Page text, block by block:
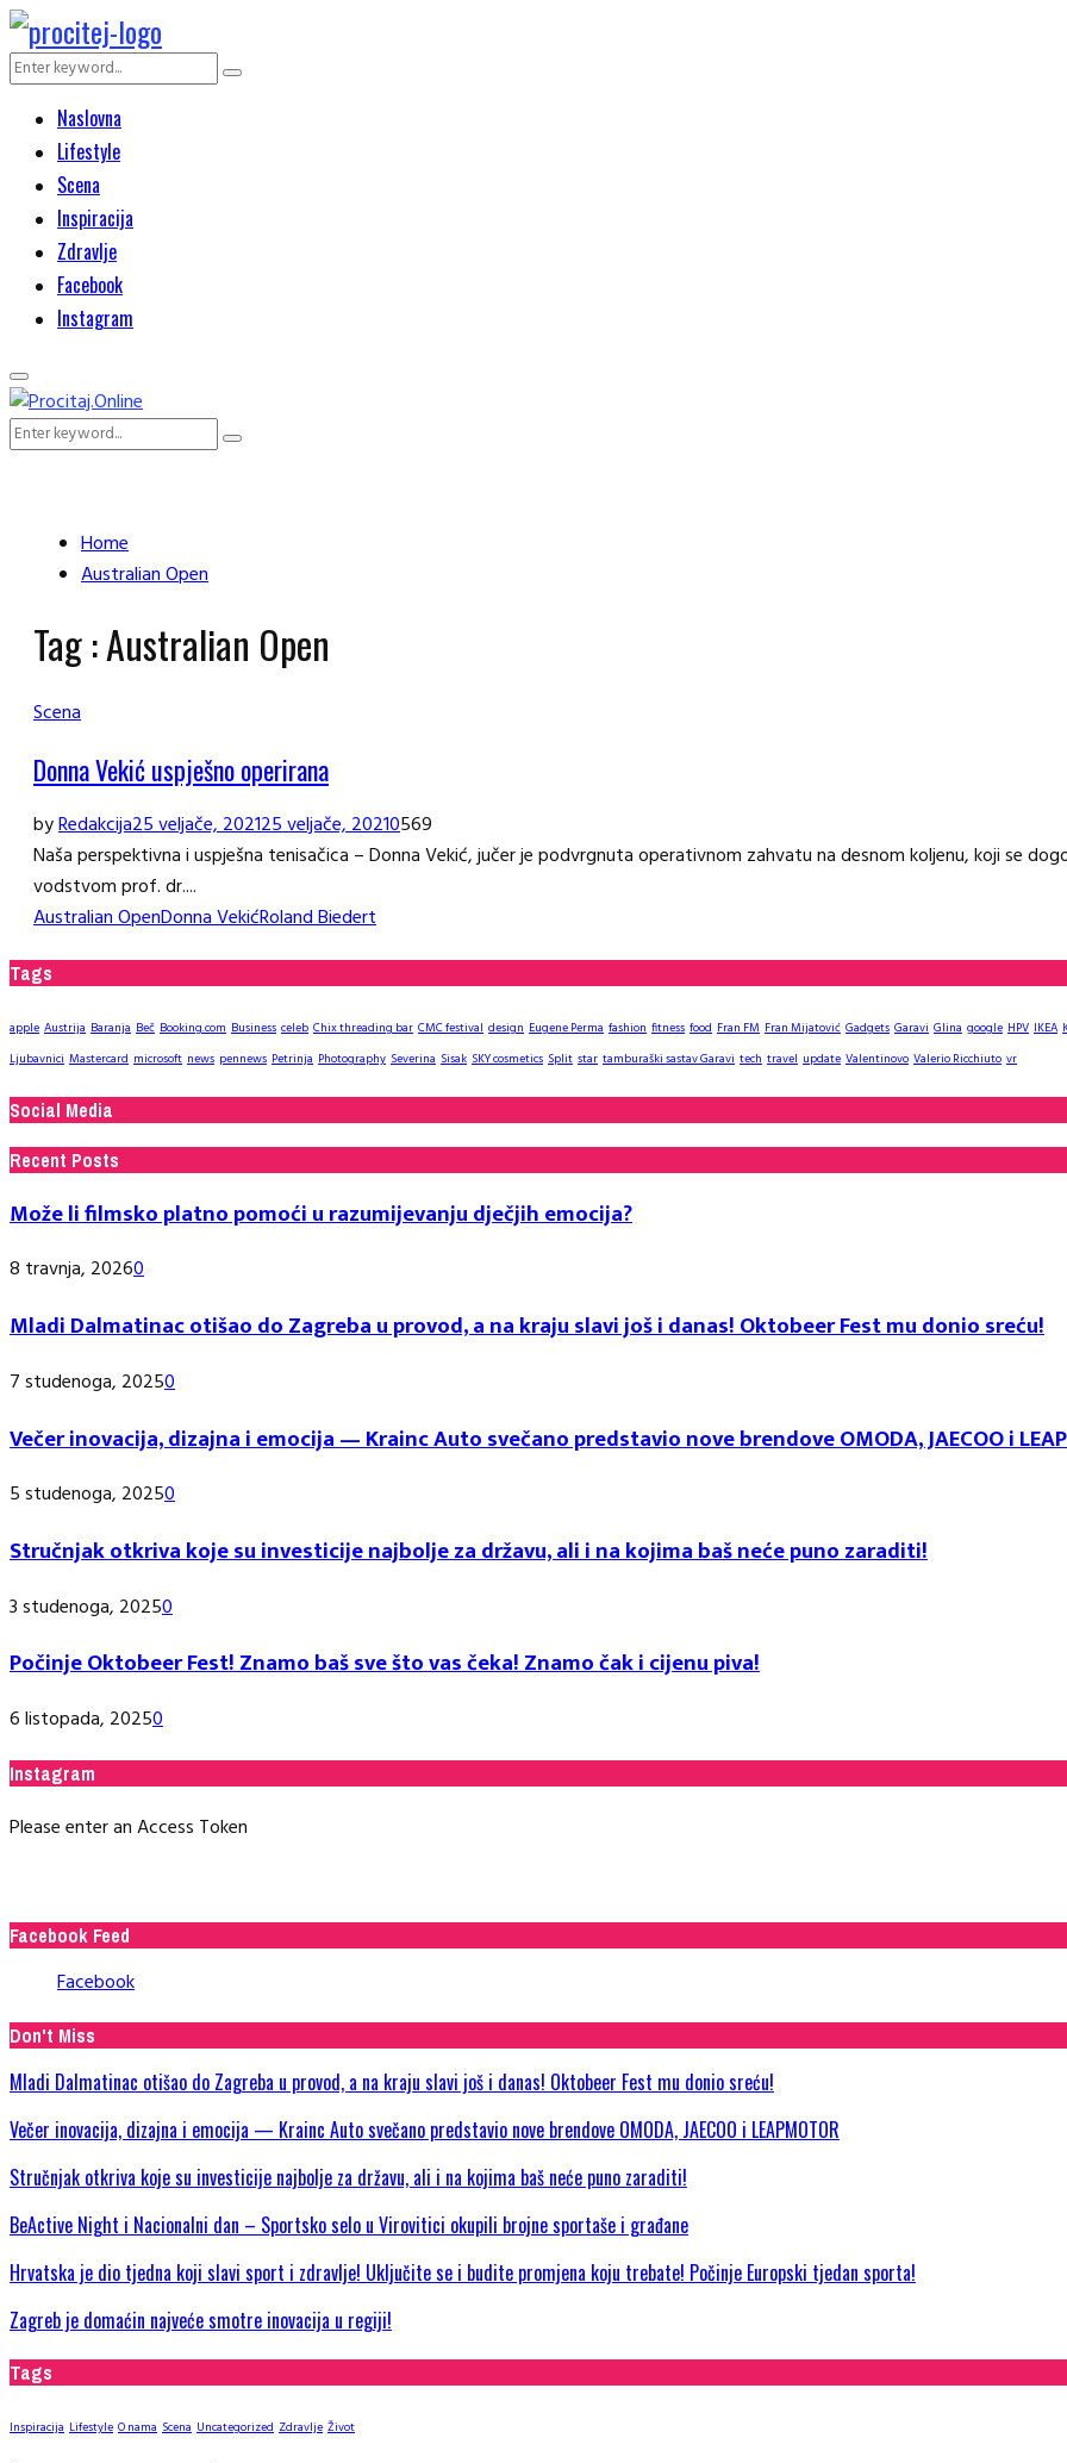
Search
Search
Naslovna
Lifestyle
Scena
Inspiracija
Zdravlje
Facebook
Instagram
Primary
Menu
Search
Search
Home
Australian Open
Tag : Australian Open
Scena
Donna Vekić uspješno operirana
byRedakcija25 veljače, 202125 veljače, 20210569
Naša perspektivna i uspješna tenisačica – Donna Vekić, jučer je podvrgnuta operativnom zahvatu na desnom koljenu, koji se
vodstvom prof. dr....
Australian OpenDonna VekićRoland Biedert
Tags
apple Austrija Baranja Beč Booking.com Business celeb Chix threading bar CMC festival design Eugene Perma fashion fitness food Fran FM Fran Mijatović Gadgets Garavi Glina google HPV IKEA
Ljubavnici Mastercard microsoft news pennews Petrinja Photography Severina Sisak SKY cosmetics Split star tamburaški sastav Garavi tech travel update Valentinovo Valerio Ricchiuto vr
Social Media
Recent Posts
Može li filmsko platno pomoći u razumijevanju dječjih emocija?
8 travnja, 20260
Mladi Dalmatinac otišao do Zagreba u provod, a na kraju slavi još i danas! Oktobeer Fest mu donio sreću!
7 studenoga, 20250
Večer inovacija, dizajna i emocija — Krainc Auto svečano predstavio nove brendove OMODA, JAECOO i
5 studenoga, 20250
Stručnjak otkriva koje su investicije najbolje za državu, ali i na kojima baš neće puno zaraditi!
3 studenoga, 20250
Počinje Oktobeer Fest! Znamo baš sve što vas čeka! Znamo čak i cijenu piva!
6 listopada, 20250
Instagram
Please enter an Access Token
Facebook Feed
Facebook
Don't Miss
Mladi Dalmatinac otišao do Zagreba u provod, a na kraju slavi još i danas! Oktobeer Fest mu donio sreću!
Večer inovacija, dizajna i emocija — Krainc Auto svečano predstavio nove brendove OMODA, JAECOO i LEAPMOTOR
Stručnjak otkriva koje su investicije najbolje za državu, ali i na kojima baš neće puno zaraditi!
BeActive Night i Nacionalni dan – Sportsko selo u Virovitici okupili brojne sportaše i građane
Hrvatska je dio tjedna koji slavi sport i zdravlje! Uključite se i budite promjena koju trebate! Počinje Europski tjedan sporta!
Zagreb je domaćin najveće smotre inovacija u regiji!
Tags
Inspiracija Lifestyle O nama Scena Uncategorized Zdravlje Život